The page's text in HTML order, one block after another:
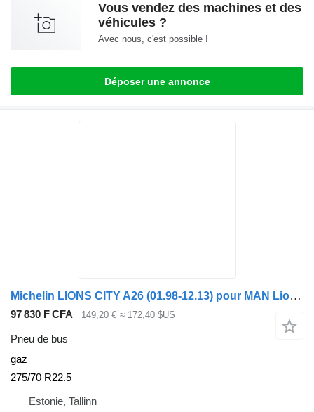
Vous vendez des machines et des
véhicules ?
Avec nous, c'est possible !
Déposer une annonce
Michelin LIONS CITY A26 (01.98-12.13) pour MAN Lion's bus (1991-)
97 830 F CFA 149,20 € ≈ 172,40 $US
Pneu de bus
gaz
275/70 R22.5
Estonie, Tallinn